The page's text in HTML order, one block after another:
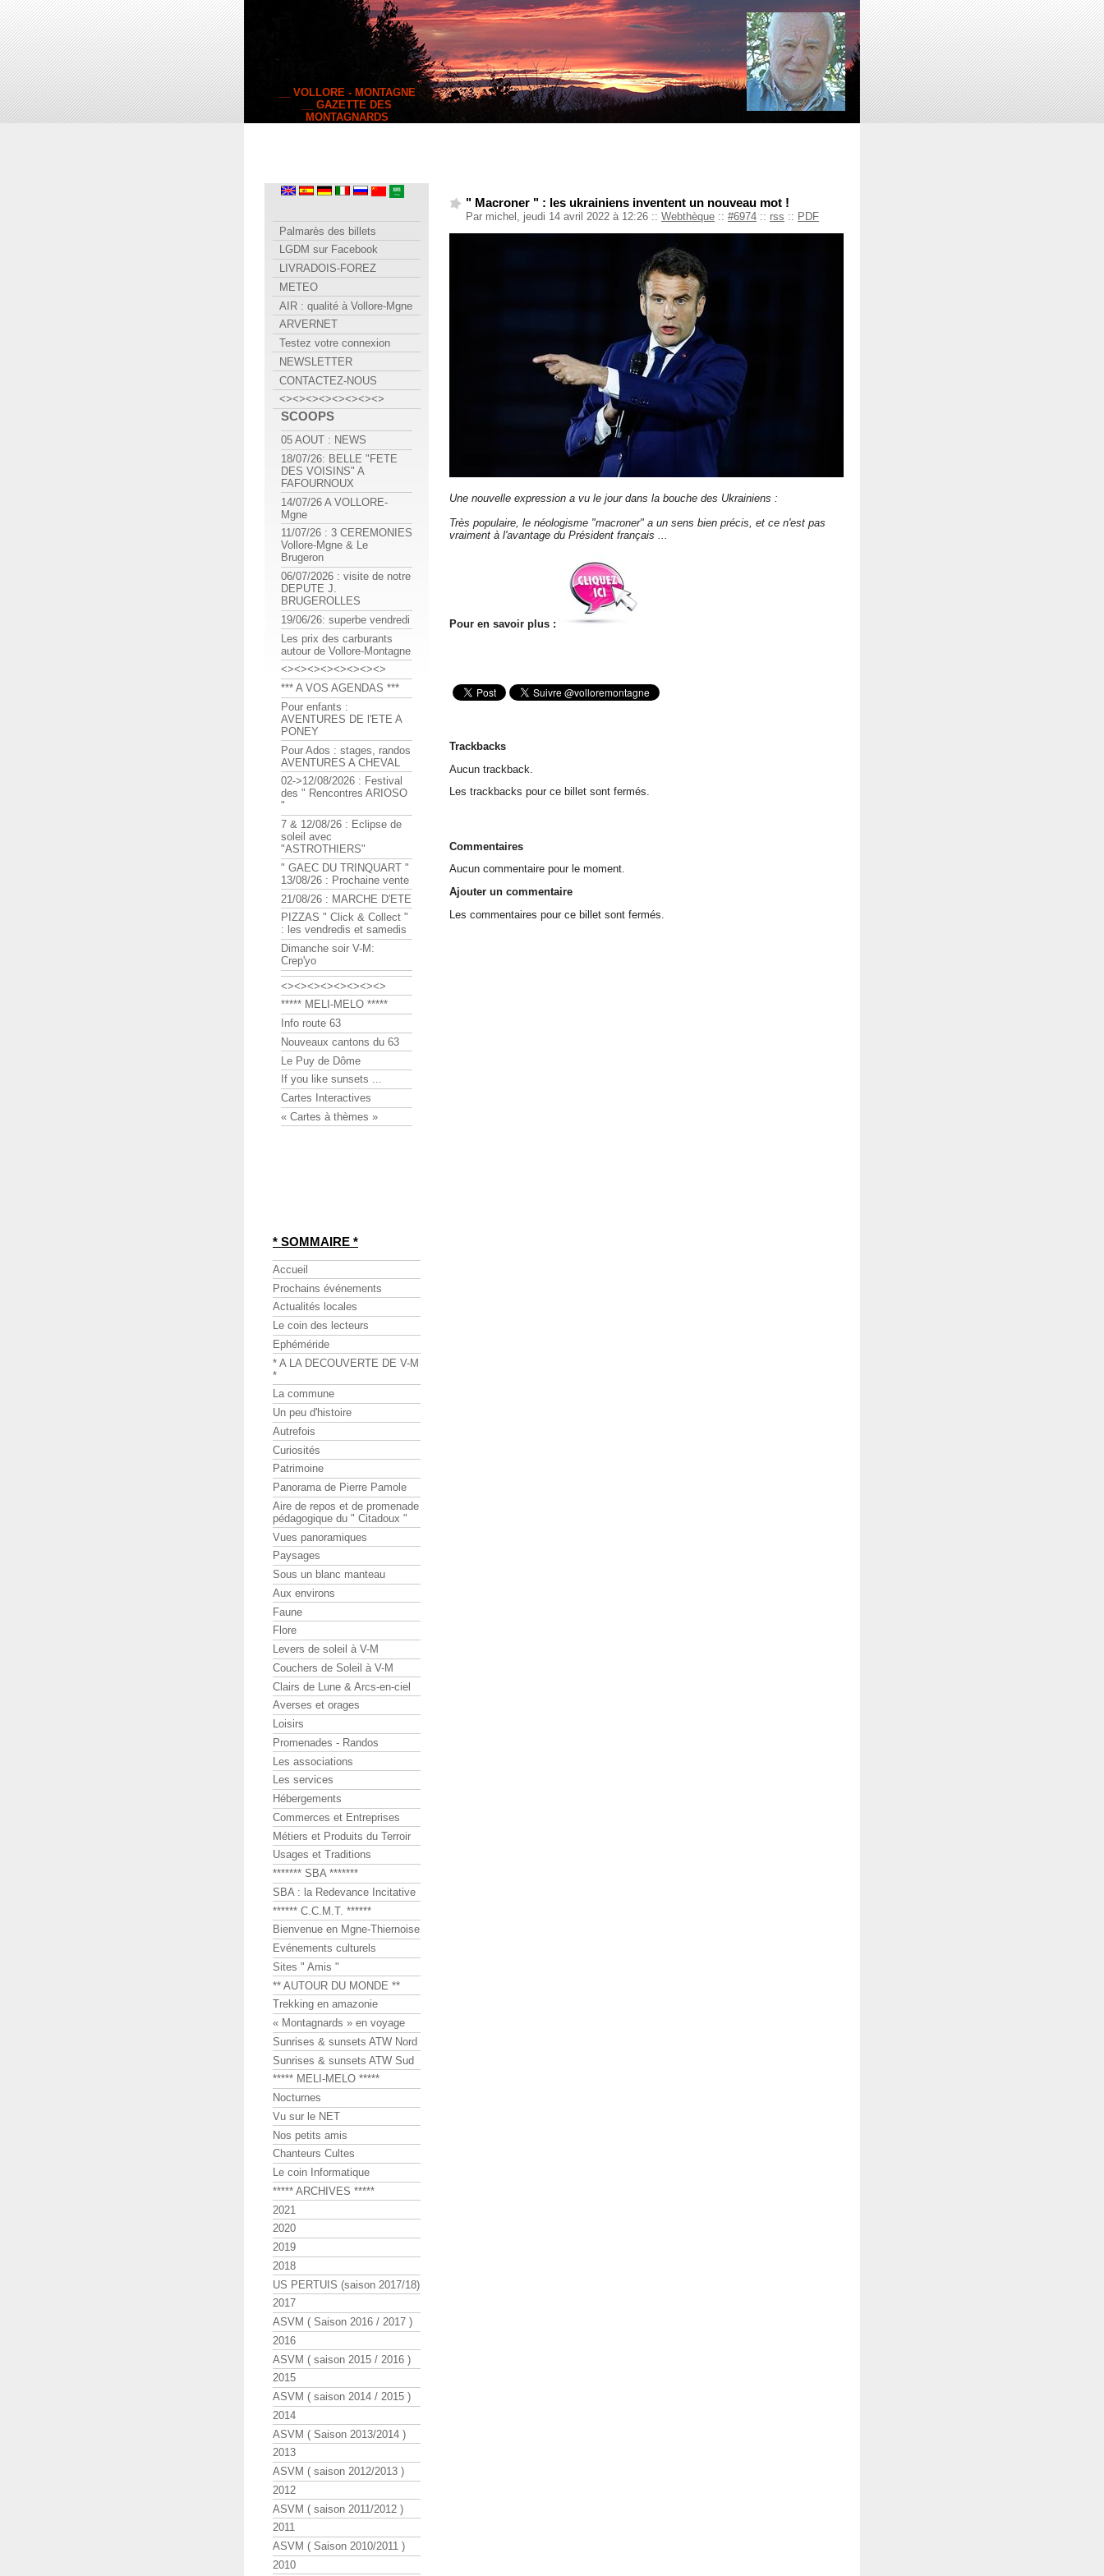
__ VOLLORE - MONTAGNE
__ GAZETTE DES
MONTAGNARDS
" Macroner " : les ukrainiens inventent un nouveau mot !
Par michel, jeudi 14 avril 2022 à 12:26 :: Webthèque :: #6974 :: rss :: PDF
Une nouvelle expression a vu le jour dans la bouche des Ukrainiens :
Très populaire, le néologisme "macroner" a un sens bien précis, et ce n'est pas
vraiment à l'avantage du Président français ...
Pour en savoir plus :
Trackbacks
Aucun trackback.
Les trackbacks pour ce billet sont fermés.
Commentaires
Aucun commentaire pour le moment.
Ajouter un commentaire
Les commentaires pour ce billet sont fermés.
Palmarès des billets
LGDM sur Facebook
LIVRADOIS-FOREZ
METEO
AIR : qualité à Vollore-Mgne
ARVERNET
Testez votre connexion
NEWSLETTER
CONTACTEZ-NOUS
<><><><><><><><>
SCOOPS
05 AOUT : NEWS
18/07/26: BELLE "FETE
DES VOISINS" A
FAFOURNOUX
14/07/26 A VOLLORE-
Mgne
11/07/26 : 3 CEREMONIES
Vollore-Mgne & Le
Brugeron
06/07/2026 : visite de notre
DEPUTE J.
BRUGEROLLES
19/06/26: superbe vendredi
Les prix des carburants
autour de Vollore-Montagne
<><><><><><><><>
*** A VOS AGENDAS ***
Pour enfants :
AVENTURES DE l'ETE A
PONEY
Pour Ados : stages, randos
AVENTURES A CHEVAL
02->12/08/2026 : Festival
des " Rencontres ARIOSO
"
7 & 12/08/26 : Eclipse de
soleil avec
"ASTROTHIERS"
" GAEC DU TRINQUART "
13/08/26 : Prochaine vente
21/08/26 : MARCHE D'ETE
PIZZAS " Click & Collect "
: les vendredis et samedis
Dimanche soir V-M:
Crep'yo
<><><><><><><><>
***** MELI-MELO *****
Info route 63
Nouveaux cantons du 63
Le Puy de Dôme
If you like sunsets ...
Cartes Interactives
« Cartes à thèmes »
* SOMMAIRE *
Accueil
Prochains événements
Actualités locales
Le coin des lecteurs
Ephéméride
* A LA DECOUVERTE DE V-M
*
La commune
Un peu d'histoire
Autrefois
Curiosités
Patrimoine
Panorama de Pierre Pamole
Aire de repos et de promenade
pédagogique du " Citadoux "
Vues panoramiques
Paysages
Sous un blanc manteau
Aux environs
Faune
Flore
Levers de soleil à V-M
Couchers de Soleil à V-M
Clairs de Lune & Arcs-en-ciel
Averses et orages
Loisirs
Promenades - Randos
Les associations
Les services
Hébergements
Commerces et Entreprises
Métiers et Produits du Terroir
Usages et Traditions
******* SBA *******
SBA : la Redevance Incitative
****** C.C.M.T. ******
Bienvenue en Mgne-Thiernoise
Evénements culturels
Sites " Amis "
** AUTOUR DU MONDE **
Trekking en amazonie
« Montagnards » en voyage
Sunrises & sunsets ATW Nord
Sunrises & sunsets ATW Sud
***** MELI-MELO *****
Nocturnes
Vu sur le NET
Nos petits amis
Chanteurs Cultes
Le coin Informatique
***** ARCHIVES *****
2021
2020
2019
2018
US PERTUIS (saison 2017/18)
2017
ASVM ( Saison 2016 / 2017 )
2016
ASVM ( saison 2015 / 2016 )
2015
ASVM ( saison 2014 / 2015 )
2014
ASVM ( Saison 2013/2014 )
2013
ASVM ( saison 2012/2013 )
2012
ASVM ( saison 2011/2012 )
2011
ASVM ( Saison 2010/2011 )
2010